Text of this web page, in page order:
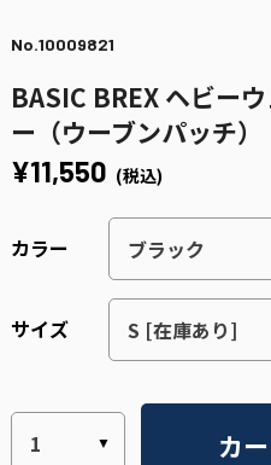
No.10009821
BASIC BREX ヘビー
ー（ウーブンパッチ）
¥11,550 (税込)
カラー
サイズ
カ